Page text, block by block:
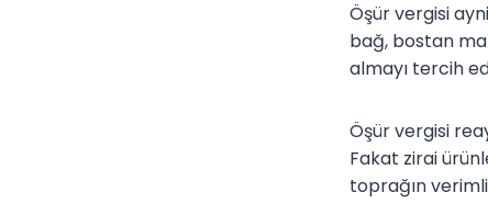
Öşür vergisi
bağ, bostan
almayı tercih
Öşür vergisi
Fakat zirai
toprağın